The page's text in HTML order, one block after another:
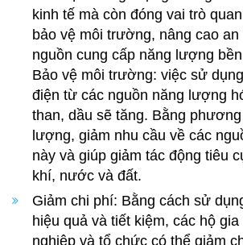
kinh tế mà còn đóng vai trò
bảo vệ môi trường, nâng cao
nguồn cung cấp năng lượng
Bảo vệ môi trường: việc sử
điện từ các nguồn năng lượng
than, dầu sẽ tăng. Bằng
lượng, giảm nhu cầu về các
này và giúp giảm tác động tiêu
khí, nước và đất.
Giảm chi phí: Bằng cách sử
hiệu quả và tiết kiệm, các hộ
nghiệp và tổ chức có thể giảm